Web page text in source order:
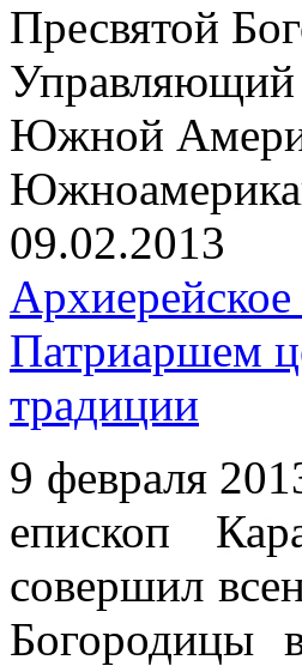
Пресвятой
Управляющий
Южной
09.02.2013
Патриаршем
традиции
9 февраля
епископ
совершил
Богородицы